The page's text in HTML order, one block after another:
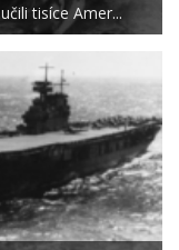
tisíce Amer...